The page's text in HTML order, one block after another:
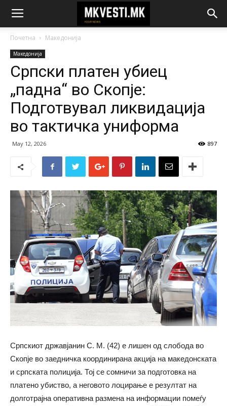
Почетна Македонија
Македонија
Српски платен убиец
„падна“ во Скопје:
Подготвувал ликвидација
во тактичка униформа
May 12, 2026 897
Српскиот државјанин С. М. (42) е лишен од слобода во
Скопје во заедничка координирана акција на македонската
и српската полиција. Тој се сомничи за подготовка на
платено убиство, а неговото лоцирање е резултат на
долготрајна оперативна размена на информации помеѓу